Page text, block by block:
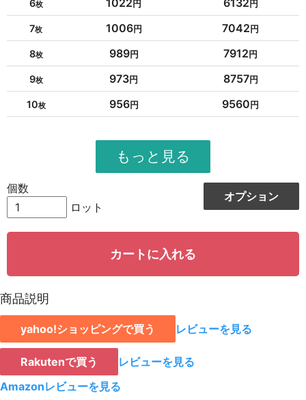
6 1022 6132
7 1006 7042
8 989 7912
9 973 8757
10 956 9560
951
12324
13216
15 942 14130
939
18
19 928 15776
20 923
21 921
オプション
個数
ロット
カートに入れる
商品説明
yahoo!ショッピングで買う レビューを見る
Rakutenで買う
レビューを見る
Amazonレビューを見る